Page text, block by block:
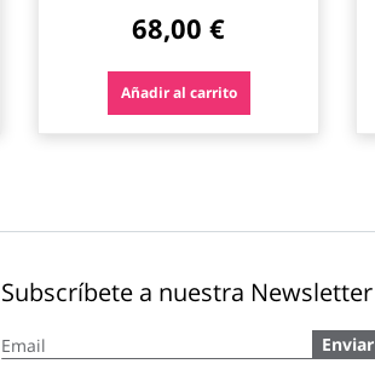
68,00 €
Añadir al carrito
Subscríbete a nuestra Newsletter
a
Enviar